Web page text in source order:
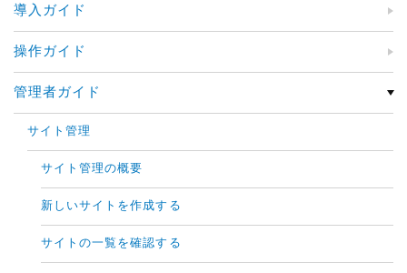
導入ガイド
操作ガイド
管理者ガイド
サイト管理
サイト管理の概要
新しいサイトを作成する
サイトの一覧を確認する